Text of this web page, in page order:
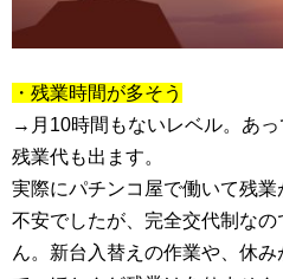
・残業時間が多そう
→月10時間もないレベル。あ
残業代も出ます。
実際にパチンコ屋で働いて残
不安でしたが、完全交代制な
ん。新台入替えの作業や、休